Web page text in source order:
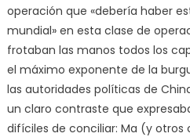
operación que «debería haber
mundial» en esta clase de
frotaban las manos todos los
el máximo exponente de la
las autoridades políticas de
un claro contraste que
difíciles de conciliar: Ma (y